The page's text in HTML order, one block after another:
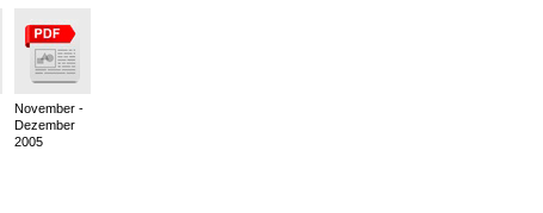
November -
Dezember
2005